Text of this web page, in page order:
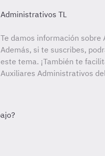
Administrativos TL
Te damos información
Además, si te suscribes,
este tema. ¡También te
Auxiliares Administrativos